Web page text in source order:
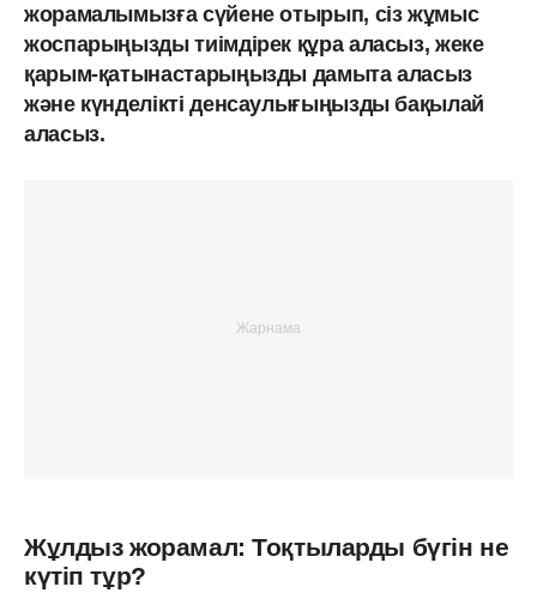
жорамалымызға сүйене отырып, сіз жұмыс
жоспарыңызды тиімдірек құра аласыз, жеке
қарым-қатынастарыңызды дамыта аласыз
және күнделікті денсаулығыңызды бақылай
аласыз.
Жұлдыз жорамал: Тоқтыларды бүгін не
күтіп тұр?